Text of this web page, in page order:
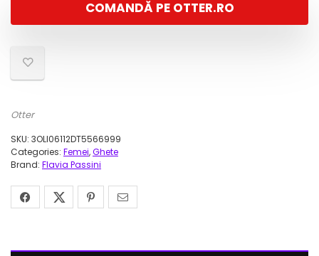
fost:
130,00 lei.
COMANDĂ PE OTTER.RO
Otter
SKU: 3OLI06112DT5566999
Categories: Femei,Ghete
Brand: Flavia Passini